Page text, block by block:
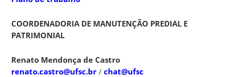
COORDENADORIA DE MANUTENÇÃO PREDIAL E
PATRIMONIAL
Renato Mendonça de Castro
renato.castro@ufsc.br /chat@ufsc